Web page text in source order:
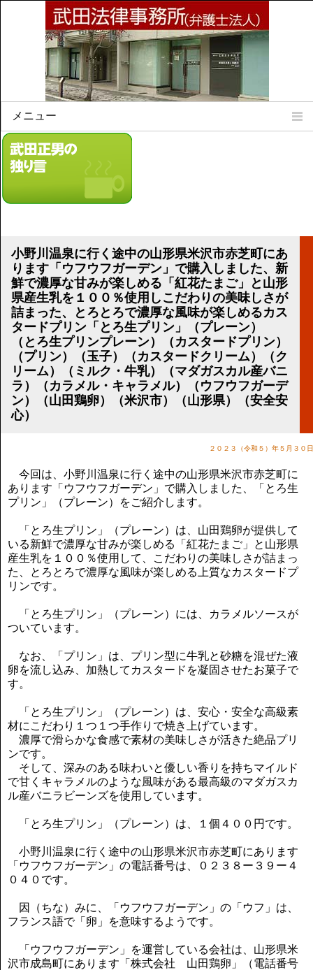
メニュー
Home
所属弁護士
法律相談案内
リンク集
顧問契約について
講演のご案内
気をつけたい法律のポイント
武田正男の独り言
小野川温泉に行く途中の山形県米沢市赤芝町にあ
ります「ウフウフガーデン」で購入しました、新
鮮で濃厚な甘みが楽しめる「紅花たまご」と山形
県産生乳を１００％使用しこだわりの美味しさが
詰まった、とろとろで濃厚な風味が楽しめるカス
タードプリン「とろ生プリン」（プレーン）
（とろ生プリンプレーン）（カスタードプリン）
（プリン）（玉子）（カスタードクリーム）（ク
リーム）（ミルク・牛乳）（マダガスカル産バニ
ラ）（カラメル・キャラメル）（ウフウフガーデ
ン）（山田鶏卵）（米沢市）（山形県）（安全安
心）
２０２３（令和５）年５月３０日
今回は、小野川温泉に行く途中の山形県米沢市赤芝町に
あります「ウフウフガーデン」で購入しました、「とろ生
プリン」（プレーン）をご紹介します。
「とろ生プリン」（プレーン）は、山田鶏卵が提供して
いる新鮮で濃厚な甘みが楽しめる「紅花たまご」と山形県
産生乳を１００％使用して、こだわりの美味しさが詰まっ
た、とろとろで濃厚な風味が楽しめる上質なカスタードプ
リンです。
「とろ生プリン」（プレーン）には、カラメルソースが
ついています。
なお、「プリン」は、プリン型に牛乳と砂糖を混ぜた液
卵を流し込み、加熱してカスタードを凝固させたお菓子で
す。
「とろ生プリン」（プレーン）は、安心・安全な高級素
材にこだわり１つ１つ手作りで焼き上げています。
濃厚で滑らかな食感で素材の美味しさが活きた絶品プリ
ンです。
そして、深みのある味わいと優しい香りを持ちマイルド
で甘くキャラメルのような風味がある最高級のマダガスカ
ル産バニラビーンズを使用しています。
「とろ生プリン」（プレーン）は、１個４００円です。
小野川温泉に行く途中の山形県米沢市赤芝町にあります
「ウフウフガーデン」の電話番号は、０２３８ー３９ー４
０４０です。
因（ちな）みに、「ウフウフガーデン」の「ウフ」は、
フランス語で「卵」を意味するようです。
「ウフウフガーデン」を運営している会社は、山形県米
沢市成島町にあります「株式会社 山田鶏卵」（電話番号